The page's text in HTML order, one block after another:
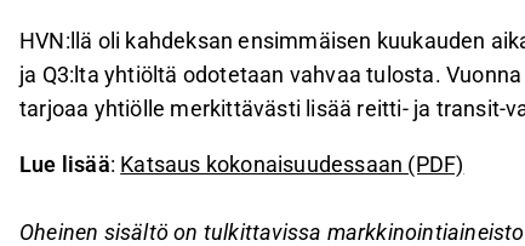
HVN:llä oli kahdeksan ensimmäisen kuukauden
ja Q3:lta yhtiöltä odotetaan vahvaa tulosta.
tarjoaa yhtiölle merkittävästi lisää reitti- ja transit-
Lue lisää: Katsaus kokonaisuudessaan (PDF)
Oheinen sisältö on tulkittavissa